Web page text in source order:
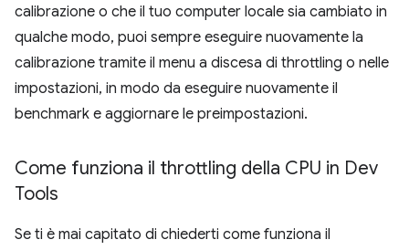
calibrazione o che il tuo computer locale sia cambiato in
qualche modo, puoi sempre eseguire nuovamente la
calibrazione tramite il menu a discesa di throttling o nelle
impostazioni, in modo da eseguire nuovamente il
benchmark e aggiornare le preimpostazioni.
Come funziona il throttling della CPU in Dev
Tools
Se ti è mai capitato di chiederti come funziona il